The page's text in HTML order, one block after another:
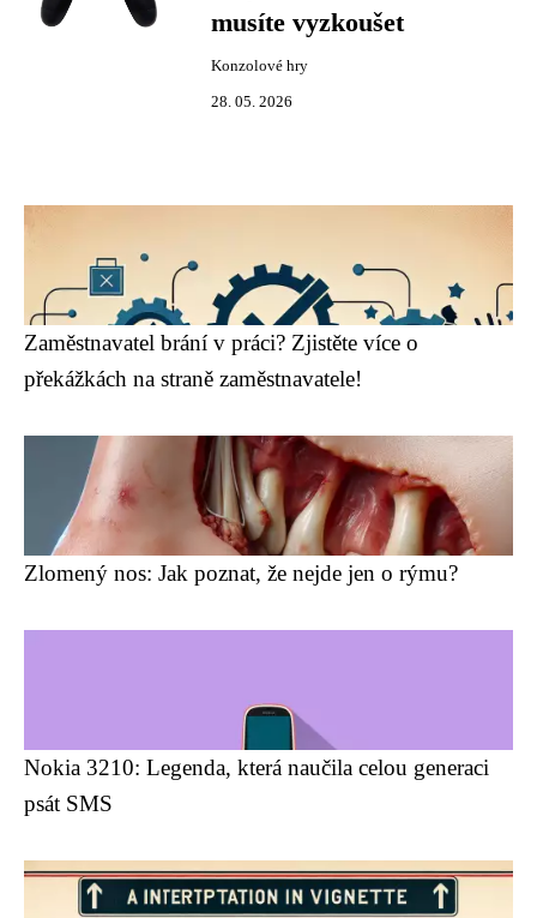
musíte vyzkoušet
Konzolové hry
28. 05. 2026
Zaměstnavatel brání v práci? Zjistěte více o
překážkách na straně zaměstnavatele!
Zlomený nos: Jak poznat, že nejde jen o rýmu?
Nokia 3210: Legenda, která naučila celou generaci
psát SMS